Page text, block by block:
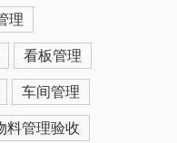
理
看板管理
车间管理
料管理验收